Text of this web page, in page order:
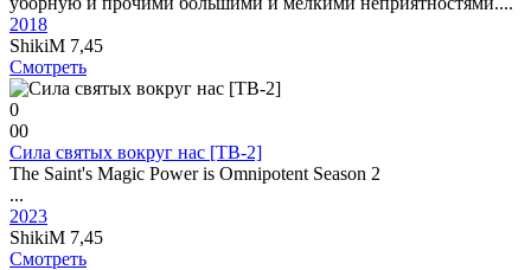
2018
ShikiM 7,45
Смотреть
0
00
Сила святых вокруг нас [ТВ-2]
The Saint's Magic Power is Omnipotent Season 2
...
2023
ShikiM 7,45
Смотреть